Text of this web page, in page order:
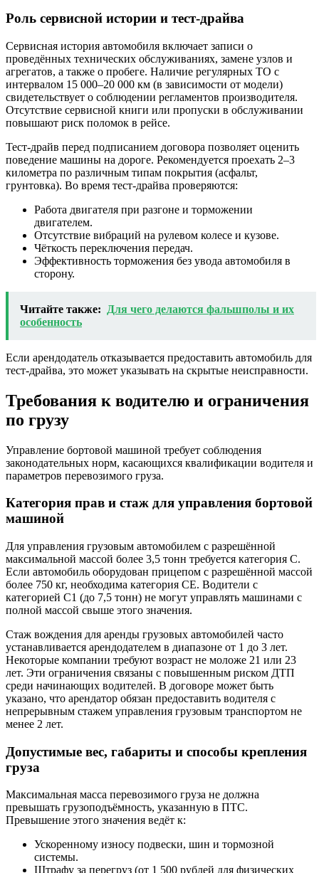
Роль сервисной истории и тест-драйва
Сервисная история автомобиля включает записи о
проведённых технических обслуживаниях, замене узлов и
агрегатов, а также о пробеге. Наличие регулярных ТО с
интервалом 15 000–20 000 км (в зависимости от модели)
свидетельствует о соблюдении регламентов производителя.
Отсутствие сервисной книги или пропуски в обслуживании
повышают риск поломок в рейсе.
Тест-драйв перед подписанием договора позволяет оценить
поведение машины на дороге. Рекомендуется проехать 2–3
километра по различным типам покрытия (асфальт,
грунтовка). Во время тест-драйва проверяются:
Работа двигателя при разгоне и торможении
двигателем.
Отсутствие вибраций на рулевом колесе и кузове.
Чёткость переключения передач.
Эффективность торможения без увода автомобиля в
сторону.
Читайте также:
Для чего делаются фальшполы и их
особенность
Если арендодатель отказывается предоставить автомобиль для
тест-драйва, это может указывать на скрытые неисправности.
Требования к водителю и ограничения
по грузу
Управление бортовой машиной требует соблюдения
законодательных норм, касающихся квалификации водителя и
параметров перевозимого груза.
Категория прав и стаж для управления бортовой
машиной
Для управления грузовым автомобилем с разрешённой
максимальной массой более 3,5 тонн требуется категория C.
Если автомобиль оборудован прицепом с разрешённой массой
более 750 кг, необходима категория CE. Водители с
категорией C1 (до 7,5 тонн) не могут управлять машинами с
полной массой свыше этого значения.
Стаж вождения для аренды грузовых автомобилей часто
устанавливается арендодателем в диапазоне от 1 до 3 лет.
Некоторые компании требуют возраст не моложе 21 или 23
лет. Эти ограничения связаны с повышенным риском ДТП
среди начинающих водителей. В договоре может быть
указано, что арендатор обязан предоставить водителя с
непрерывным стажем управления грузовым транспортом не
менее 2 лет.
Допустимые вес, габариты и способы крепления
груза
Максимальная масса перевозимого груза не должна
превышать грузоподъёмность, указанную в ПТС.
Превышение этого значения ведёт к:
Ускоренному износу подвески, шин и тормозной
системы.
Штрафу за перегруз (от 1 500 рублей для физических